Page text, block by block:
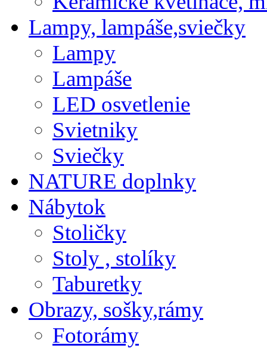
Lampy, lampáše,sviečky
Lampy
Lampáše
LED osvetlenie
Svietniky
Sviečky
NATURE doplnky
Nábytok
Stoličky
Stoly , stolíky
Taburetky
Obrazy, sošky,rámy
Fotorámy